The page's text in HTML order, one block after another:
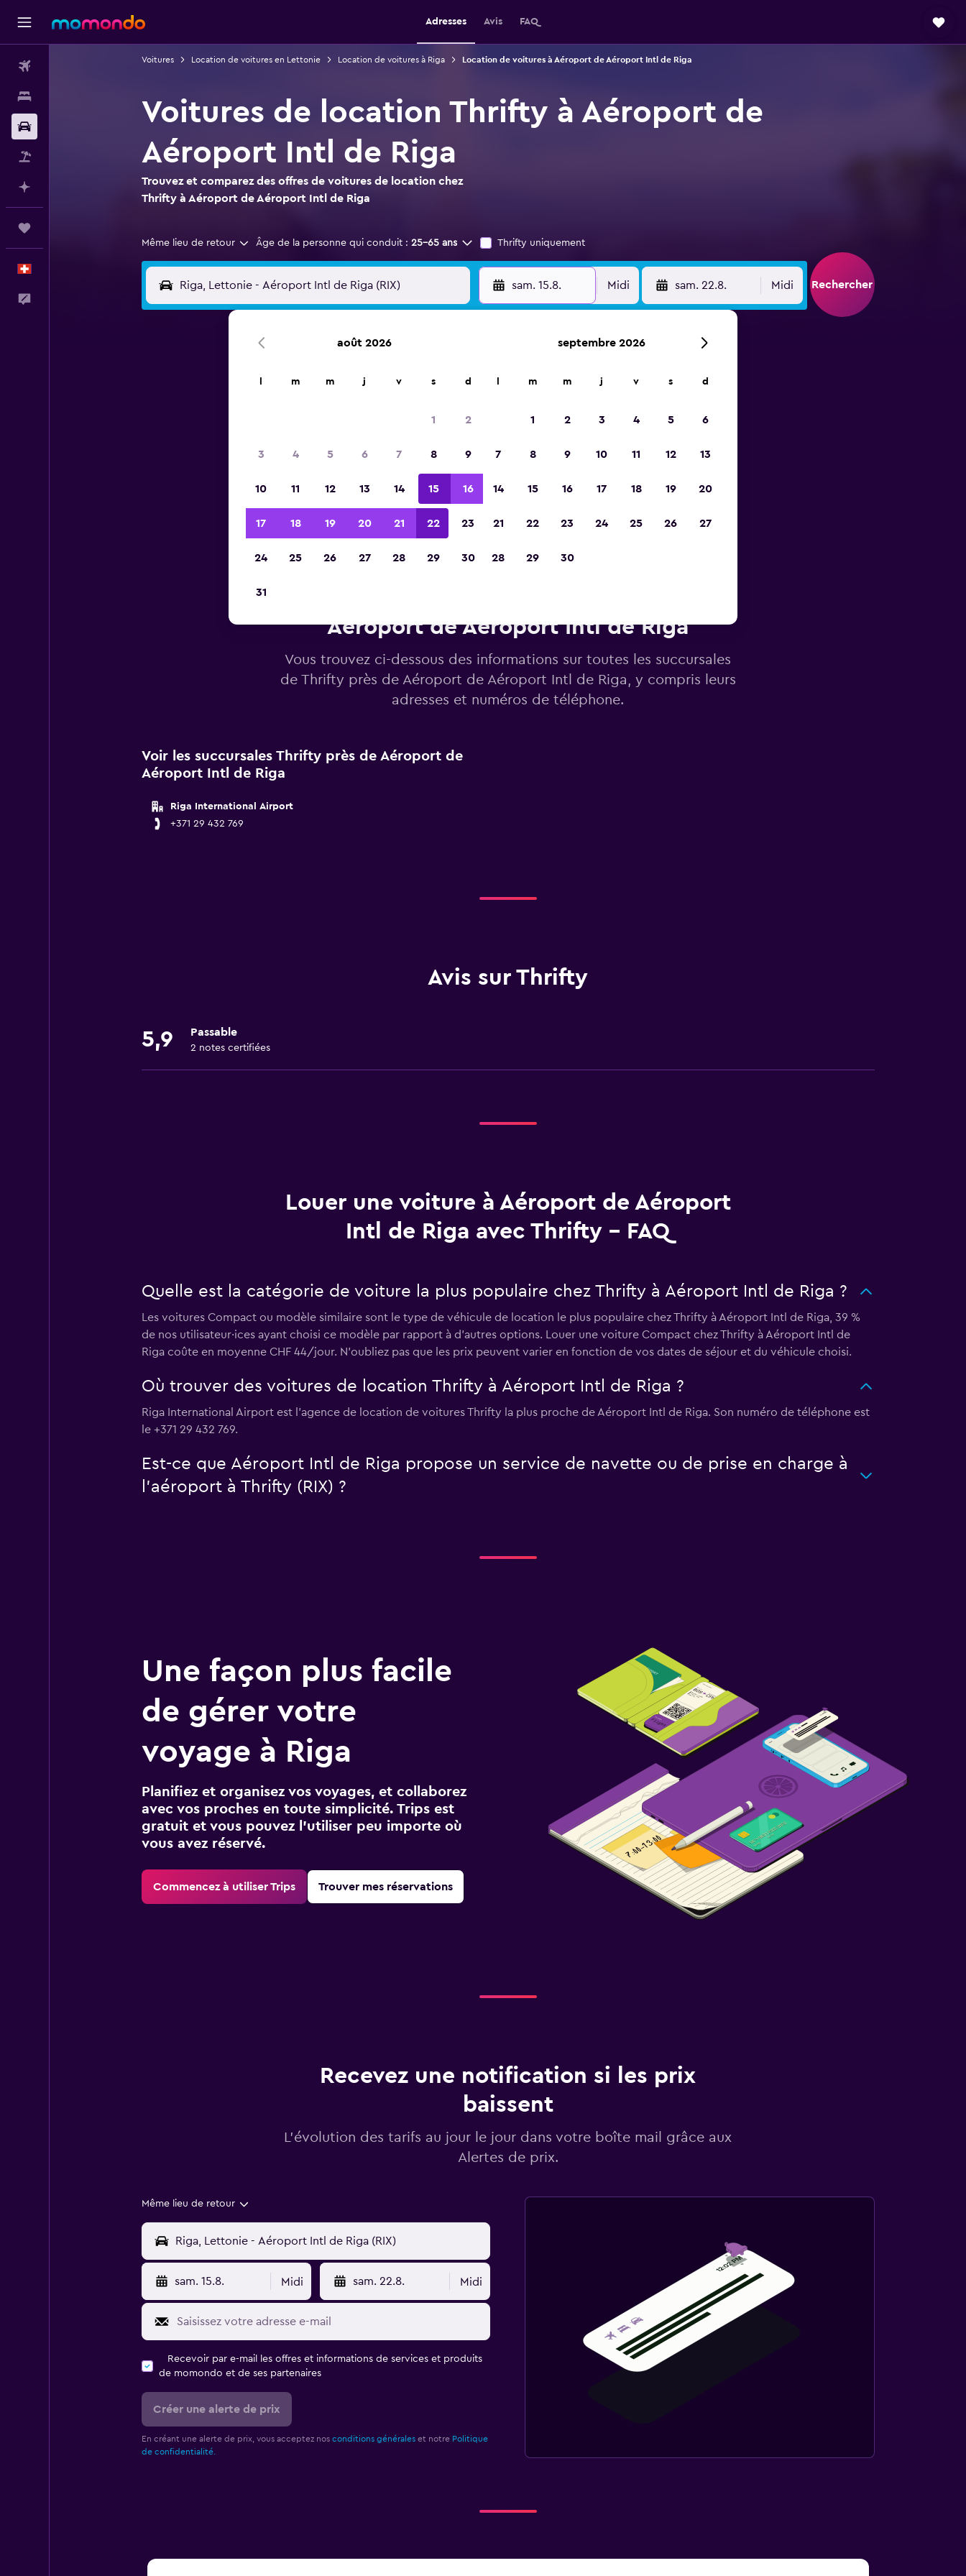
Adresses Avis FAQ
Voitures Location de voitures en Lettonie Location de voitures à Riga Location de voitures à Aéroport de Aéroport Intl de Riga
Voitures de location Thrifty à Aéroport de
Aéroport Intl de Riga
Trouvez et comparez des offres de voitures de location chez
Thrifty à Aéroport de Aéroport Intl de Riga
Même lieu de retour Âge de la personne qui conduit : 25-65 ans Thrifty uniquement
sam. 15.8. Midi sam. 22.8. Midi Rechercher
2023
Aéroport de Aéroport Intl de Riga
Vous trouvez ci-dessous des informations sur toutes les succursales
de Thrifty près de Aéroport de Aéroport Intl de Riga, y compris leurs
adresses et numéros de téléphone.
Voir les succursales Thrifty près de Aéroport de
Aéroport Intl de Riga
Riga International Airport
+371 29 432 769
Avis sur Thrifty
5,9 Passable
2 notes certifiées
Louer une voiture à Aéroport de Aéroport
Intl de Riga avec Thrifty - FAQ
Quelle est la catégorie de voiture la plus populaire chez Thrifty à Aéroport Intl de Riga ?
Les voitures Compact ou modèle similaire sont le type de véhicule de location le plus populaire chez Thrifty à Aéroport Intl de Riga, 39 %
de nos utilisateur·ices ayant choisi ce modèle par rapport à d’autres options. Louer une voiture Compact chez Thrifty à Aéroport Intl de
Riga coûte en moyenne CHF 44/jour. N'oubliez pas que les prix peuvent varier en fonction de vos dates de séjour et du véhicule choisi.
Où trouver des voitures de location Thrifty à Aéroport Intl de Riga ?
Riga International Airport est l'agence de location de voitures Thrifty la plus proche de Aéroport Intl de Riga. Son numéro de téléphone est
le +371 29 432 769.
Est-ce que Aéroport Intl de Riga propose un service de navette ou de prise en charge à
l’aéroport à Thrifty (RIX) ?
Une façon plus facile
de gérer votre
voyage à Riga
Planifiez et organisez vos voyages, et collaborez
avec vos proches en toute simplicité. Trips est
gratuit et vous pouvez l’utiliser peu importe où
vous avez réservé.
Commencez à utiliser Trips Trouver mes réservations
Recevez une notification si les prix
baissent
L’évolution des tarifs au jour le jour dans votre boîte mail grâce aux
Alertes de prix.
Même lieu de retour
sam. 15.8. Midi sam. 22.8. Midi
Recevoir par e-mail les offres et informations de services et produits
de momondo et de ses partenaires
Créer une alerte de prix
En créant une alerte de prix, vous acceptez nos conditions généraleset notre Politique
de confidentialité.
août 2026
m m j v s d
1 2
3 4 5 6 7 8 9
10 11 12 13 14 15 16
17 18 19 20 21 22 23
24 25 26 27 28 29 30
31
septembre 2026
m m j v s d
1 2 3 4 5 6
7 8 9 10 11 12 13
14 15 16 17 18 19 20
21 22 23 24 25 26 27
28 29 30